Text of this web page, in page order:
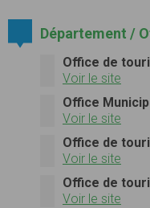
Département /
Office de
Voir le site
Office
Voir le site
Office de
Voir le site
Office de
Voir le site